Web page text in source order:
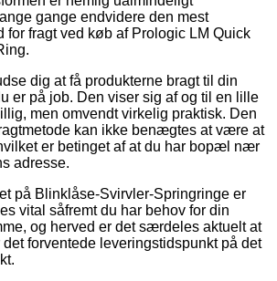
gange endvidere den mest
for fragt ved køb af Prologic LM Quick
dig at få produkterne bragt til din
er på job. Den viser sig af og til en lille
men omvendt virkelig praktisk. Den
kan ikke benægtes at være at
er betinget af at du har bopæl nær
adresse.
på Blinklåse-Svirvler-Springringe er
vital såfremt du har behov for din
og herved er det særdeles aktuelt at
forventede leveringstidspunkt på det